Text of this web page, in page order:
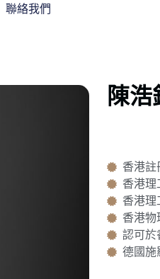
聯絡我們
陳浩
香港註
香港理
香港理
香港物
認可於
德國施